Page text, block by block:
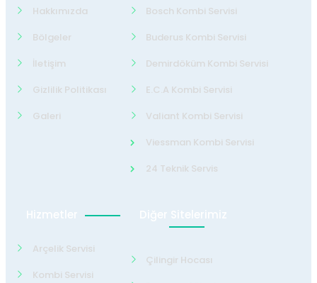
Hakkımızda
Bölgeler
İletişim
Gizlilik Politikası
Galeri
Bosch Kombi Servisi
Buderus Kombi Servisi
Demirdöküm Kombi Servisi
E.C.A Kombi Servisi
Valiant Kombi Servisi
Viessman Kombi Servisi
24 Teknik Servis
Hizmetler
Arçelik Servisi
Kombi Servisi
Diğer Sitelerimiz
Çilingir Hocası